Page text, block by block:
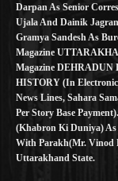
Darpan As Senior
Ujala And Dainik
Gramya Sandesh As
Magazine
Magazine DEHRADUN
HISTORY (in
News Lines, Sahara
Per Story Base
(Khabron Ki Duniya)
With Parakh(Mr. Vinod
Uttarakhand State.